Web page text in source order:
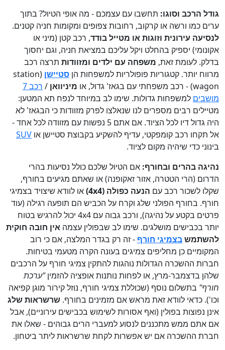
גודל הרכב וסוגו: תחשבו עם עצמכם - מה אופי הטיול? בתוך
ערים כמו ורשה או קרקוב, רחובות צפופים ומקומות חניה קטנים.
לנסיעה עירונית וזוגות או מטייל בודד, רכב קטן (מיני או
אקונומי) יספיק בהחלט ויקל עליכם במציאת חניה, וגם יחסוך
בדלק. לעומת זאת, משפחה עם ילדים ומזוודות תרצה רכב
מרווח יותר. קטגוריות פופולריות למשפחות הן סטיישן (station
wagon) - רכב משפחתי עם בגאז' גדול, או
מיניוואן /
רכב 7
מושבים למשפחות גדולות. שימו לב במיוחד לנפח תא המטען:
מטיילים רבים מספרים לנו שנאלצו לפרק מזוודות כי הבגאז' לא
היה גדול דיו לכל הציוד. אם אתם 5 נפשות עם מזוודה לכל אחד -
אל תקחו רכב קומפקטי, עדיף להשקיע בקבוצת סטיישן או SUV
בינוני כדי שיהיה מקום לציוד.
נהיגה בהרים ובחורף: אם הטיול שלכם כולל נסיעות בהרי
הדרום (הרי הטטרה, אזור זאקופנה) או שאתם מגיעים בחורף,
שקלו לשכור רכב עם הנעה כפולה (4x4)
או לוודא שיצויד בצמיגי
חורף. בחורף הפולני שלג וקרח על הכביש הם תופעה רגילה (עוד
פרטים בקטע על נהיגה), ורכב גבוה עם 4x4 יכול להרגיש בטוח
יותר בכבישים מושלגים. שימו לב שבפולין עצמה אין חובה חוקית
להשתמשבצמיגי חורף - זה רק בגדר המלצה, אם כי רוב
המקומיים כן מחליפים צמיגים בעונה הקרה מטעמי בטיחות.
חברות ההשכרה הגדולות נוהגות להתקין צמיגי חורף על הרכבים
שלהן בדצמבר-מרץ, או לפחות נותנות אופציה להזמין"ערכת
חורף" בתשלום נוסף (שכוללת צמיגי חורף, נוזל קירור מוגן קפיאה
וכו'). כדאי לוודא זאת מראש אם מזמינים בחורף. שרשראות שלג
אינן נפוצות בפולין (ואף אסורות לשימוש בכבישים עירוניים), אבל
אם אתם ממש מתכננים לנסוע למעברי הרים גבוהים - שאלו את
חברת ההשכרה אם יש אפשרות לקחת שרשראות ליתר ביטחון.